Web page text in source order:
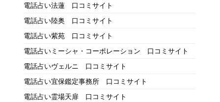
電話占い法蓮 口コミサイト
電話占い陸奥 口コミサイト
電話占い紫苑 口コミサイト
電話占いミーシャ・コーポレーション 口コミサイト
電話占いヴェルニ 口コミサイト
電話占い宜保鑑定事務所 口コミサイト
電話占い霊場天扉 口コミサイト